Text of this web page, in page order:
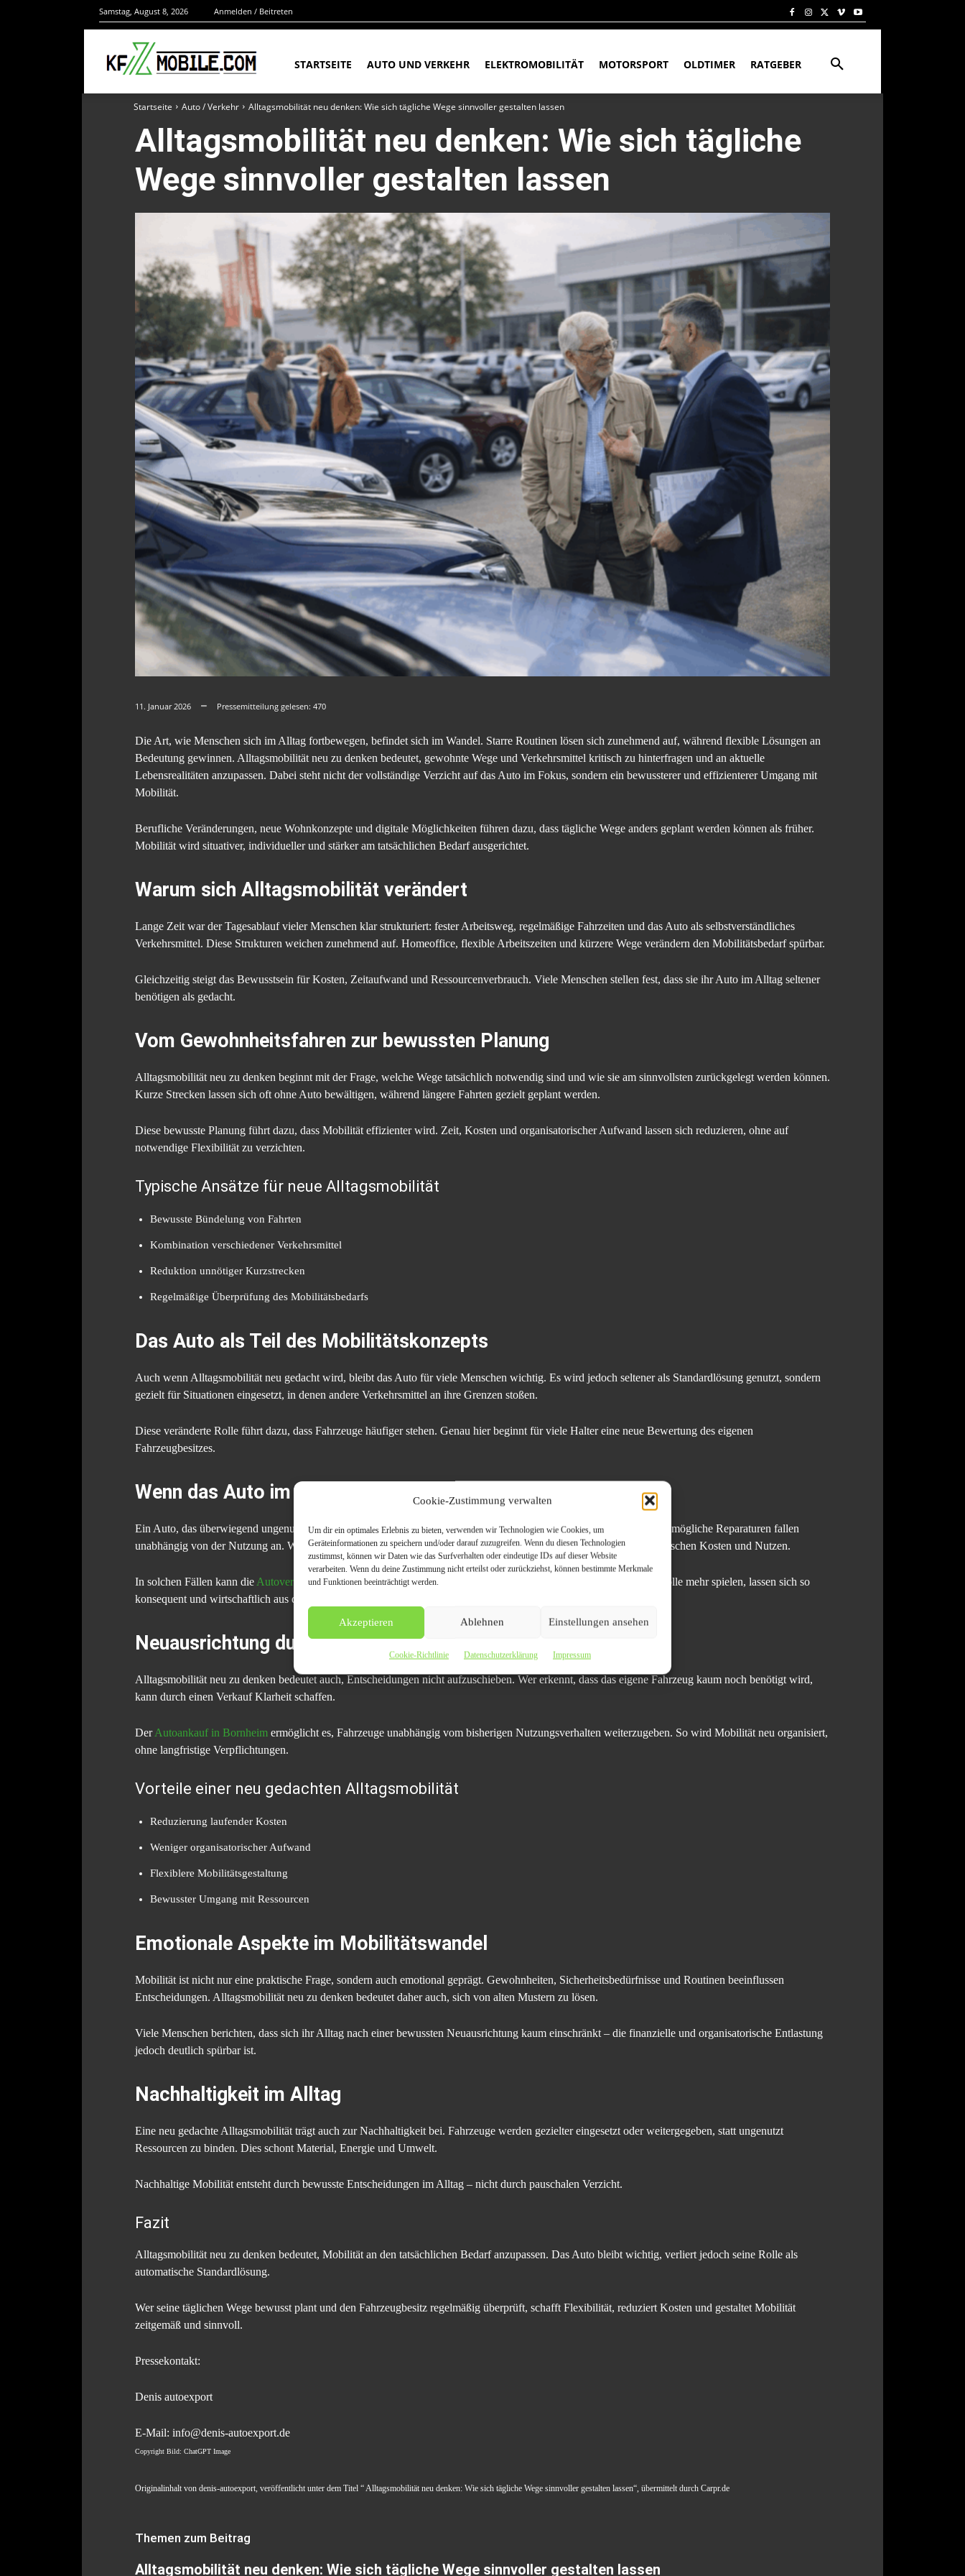
Cookie-Zustimmung verwalten
Um dir ein optimales Erlebnis zu bieten, verwenden wir Technologien wie Cookies, um
Geräteinformationen zu speichern und/oder darauf zuzugreifen. Wenn du diesen Technologien
zustimmst, können wir Daten wie das Surfverhalten oder eindeutige IDs auf dieser Website
verarbeiten. Wenn du deine Zustimmung nicht erteilst oder zurückziehst, können bestimmte Merkmale
und Funktionen beeinträchtigt werden.
Akzeptieren Ablehnen Einstellungen ansehen
Cookie-Richtlinie Datenschutzerklärung Impressum
Samstag, August 8, 2026 Anmelden / Beitreten
STARTSEITE AUTO UND VERKEHR ELEKTROMOBILITÄT MOTORSPORT OLDTIMER RATGEBER
Startseite Auto / Verkehr Alltagsmobilität neu denken: Wie sich tägliche Wege sinnvoller gestalten lassen
Alltagsmobilität neu denken: Wie sich tägliche
Wege sinnvoller gestalten lassen
11. Januar 2026 Pressemitteilung gelesen: 470
Die Art, wie Menschen sich im Alltag fortbewegen, befindet sich im Wandel. Starre Routinen lösen sich zunehmend auf, während flexible Lösungen an
Bedeutung gewinnen. Alltagsmobilität neu zu denken bedeutet, gewohnte Wege und Verkehrsmittel kritisch zu hinterfragen und an aktuelle
Lebensrealitäten anzupassen. Dabei steht nicht der vollständige Verzicht auf das Auto im Fokus, sondern ein bewussterer und effizienterer Umgang mit
Mobilität.
Berufliche Veränderungen, neue Wohnkonzepte und digitale Möglichkeiten führen dazu, dass tägliche Wege anders geplant werden können als früher.
Mobilität wird situativer, individueller und stärker am tatsächlichen Bedarf ausgerichtet.
Warum sich Alltagsmobilität verändert
Lange Zeit war der Tagesablauf vieler Menschen klar strukturiert: fester Arbeitsweg, regelmäßige Fahrzeiten und das Auto als selbstverständliches
Verkehrsmittel. Diese Strukturen weichen zunehmend auf. Homeoffice, flexible Arbeitszeiten und kürzere Wege verändern den Mobilitätsbedarf spürbar.
Gleichzeitig steigt das Bewusstsein für Kosten, Zeitaufwand und Ressourcenverbrauch. Viele Menschen stellen fest, dass sie ihr Auto im Alltag seltener
benötigen als gedacht.
Vom Gewohnheitsfahren zur bewussten Planung
Alltagsmobilität neu zu denken beginnt mit der Frage, welche Wege tatsächlich notwendig sind und wie sie am sinnvollsten zurückgelegt werden können.
Kurze Strecken lassen sich oft ohne Auto bewältigen, während längere Fahrten gezielt geplant werden.
Diese bewusste Planung führt dazu, dass Mobilität effizienter wird. Zeit, Kosten und organisatorischer Aufwand lassen sich reduzieren, ohne auf
notwendige Flexibilität zu verzichten.
Typische Ansätze für neue Alltagsmobilität
Bewusste Bündelung von Fahrten
Kombination verschiedener Verkehrsmittel
Reduktion unnötiger Kurzstrecken
Regelmäßige Überprüfung des Mobilitätsbedarfs
Das Auto als Teil des Mobilitätskonzepts
Auch wenn Alltagsmobilität neu gedacht wird, bleibt das Auto für viele Menschen wichtig. Es wird jedoch seltener als Standardlösung genutzt, sondern
gezielt für Situationen eingesetzt, in denen andere Verkehrsmittel an ihre Grenzen stoßen.
Diese veränderte Rolle führt dazu, dass Fahrzeuge häufiger stehen. Genau hier beginnt für viele Halter eine neue Bewertung des eigenen
Fahrzeugbesitzes.
Wenn das Auto im Alltag kaum noch genutzt wird
Ein Auto, das überwiegend ungenutzt bleibt, verursacht dennoch laufende Kosten. Versicherung, Steuer, Wartung und mögliche Reparaturen fallen
unabhängig von der Nutzung an. Wird das Fahrzeug nur noch selten gebraucht, entsteht schnell ein Missverhältnis zwischen Kosten und Nutzen.
In solchen Fällen kann die Autoverwertung in Bornheimeine sinnvolle Option sein. Fahrzeuge, die im Alltag keine Rolle mehr spielen, lassen sich so
konsequent und wirtschaftlich aus dem Verkehr ziehen.
Neuausrichtung durch bewusste Entscheidungen
Alltagsmobilität neu zu denken bedeutet auch, Entscheidungen nicht aufzuschieben. Wer erkennt, dass das eigene Fahrzeug kaum noch benötigt wird,
kann durch einen Verkauf Klarheit schaffen.
DerAutoankauf in Bornheim ermöglicht es, Fahrzeuge unabhängig vom bisherigen Nutzungsverhalten weiterzugeben. So wird Mobilität neu organisiert,
ohne langfristige Verpflichtungen.
Vorteile einer neu gedachten Alltagsmobilität
Reduzierung laufender Kosten
Weniger organisatorischer Aufwand
Flexiblere Mobilitätsgestaltung
Bewusster Umgang mit Ressourcen
Emotionale Aspekte im Mobilitätswandel
Mobilität ist nicht nur eine praktische Frage, sondern auch emotional geprägt. Gewohnheiten, Sicherheitsbedürfnisse und Routinen beeinflussen
Entscheidungen. Alltagsmobilität neu zu denken bedeutet daher auch, sich von alten Mustern zu lösen.
Viele Menschen berichten, dass sich ihr Alltag nach einer bewussten Neuausrichtung kaum einschränkt – die finanzielle und organisatorische Entlastung
jedoch deutlich spürbar ist.
Nachhaltigkeit im Alltag
Eine neu gedachte Alltagsmobilität trägt auch zur Nachhaltigkeit bei. Fahrzeuge werden gezielter eingesetzt oder weitergegeben, statt ungenutzt
Ressourcen zu binden. Dies schont Material, Energie und Umwelt.
Nachhaltige Mobilität entsteht durch bewusste Entscheidungen im Alltag – nicht durch pauschalen Verzicht.
Fazit
Alltagsmobilität neu zu denken bedeutet, Mobilität an den tatsächlichen Bedarf anzupassen. Das Auto bleibt wichtig, verliert jedoch seine Rolle als
automatische Standardlösung.
Wer seine täglichen Wege bewusst plant und den Fahrzeugbesitz regelmäßig überprüft, schafft Flexibilität, reduziert Kosten und gestaltet Mobilität
zeitgemäß und sinnvoll.
Pressekontakt:
Denis autoexport
E-Mail: info@denis-autoexport.de
Copyright Bild: ChatGPT Image
Originalinhalt von denis-autoexport, veröffentlicht unter dem Titel “ Alltagsmobilität neu denken: Wie sich tägliche Wege sinnvoller gestalten lassen“, übermittelt durch Carpr.de
Themen zum Beitrag
Alltagsmobilität neu denken: Wie sich tägliche Wege sinnvoller gestalten lassen